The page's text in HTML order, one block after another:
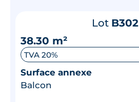
Lot B302
38.30 m²
TVA 20%
Surface annexe
Balcon